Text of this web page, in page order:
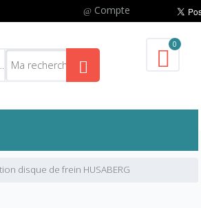
Compte
0
disque de frein HUSABERG